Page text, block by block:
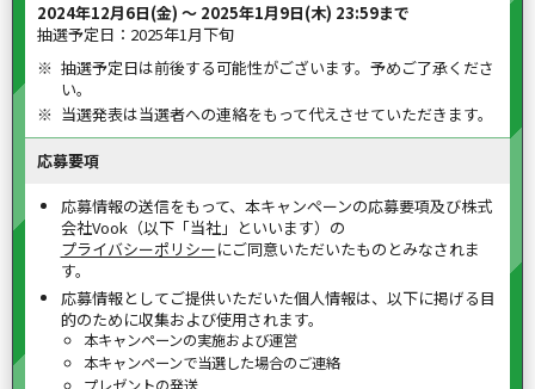
2024年12月6日(金) 〜 2025年1月9日(木) 23:59まで
抽選予定日：2025年1月下旬
抽選予定日は前後する可能性がございます。予めご了承くださ
い。
当選発表は当選者への連絡をもって代えさせていただきます。
応募要項
応募情報の送信をもって、本キャンペーンの応募要項及び株式
会社Vook（以下「当社」といいます）の
プライバシーポリシーにご同意いただいたものとみなされま
す。
応募情報としてご提供いただいた個人情報は、以下に掲げる目
的のために収集および使用されます。
本キャンペーンの実施および運営
本キャンペーンで当選した場合のご連絡